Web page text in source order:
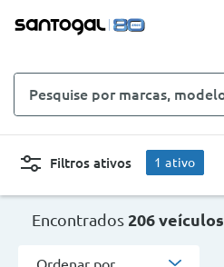
Pesquise
por
marcas,
modelos,
usados...Filtros ativos 1 ativo
CARROS
Encontrados 206 veículos